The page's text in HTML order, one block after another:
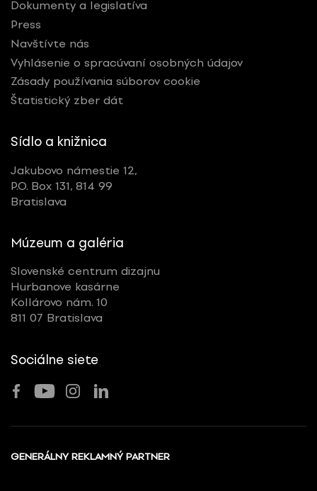
Dokumenty a legislatíva
Press
Navštívte nás
Vyhlásenie o spracúvaní osobných údajov
Zásady používania súborov cookie
Štatistický zber dát
Sídlo a knižnica
Jakubovo námestie 12,
P.O. Box 131, 814 99
Bratislava
Múzeum a galéria
Slovenské centrum dizajnu
Hurbanove kasárne
Kollárovo nám. 10
811 07 Bratislava
Sociálne siete
GENERÁLNY REKLAMNÝ PARTNER